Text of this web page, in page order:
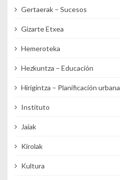
Gertaerak – Sucesos
Gizarte Etxea
Hemeroteka
Hezkuntza – Educación
Hirigintza – Planificación urbana
Instituto
Jaiak
Kirolak
Kultura